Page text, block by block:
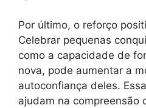
Por último, o reforço
Celebrar pequenas
como a capacidade de
nova, pode aumentar a
autoconfiança deles.
ajudam na compreensão